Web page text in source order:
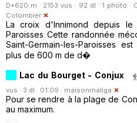
D+620 m · 2153 vus · 92 dl · 1 photo ·
Colombier
La croix d'Innimond depuis le
Paroisses Cette randonnée
Saint-Germain-les-Paroisses
plus de 600 m de d�
Lac du Bourget - Conjux
vus · 3 dl · 01:09 · maisonmaliga
Pour se rendre à la plage de
au maximum.